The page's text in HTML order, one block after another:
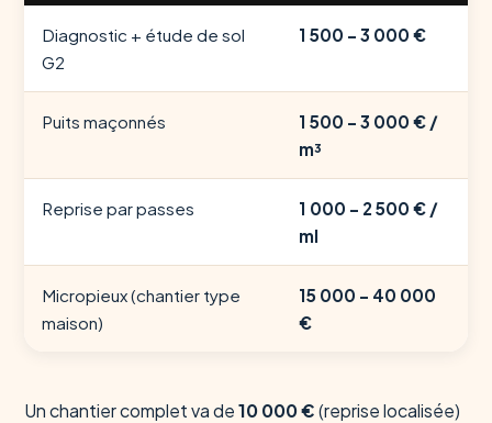
Diagnostic + étude de sol
G2
1 500 – 3 000 €
Puits maçonnés
1 500 – 3 000 € /
m³
Reprise par passes
1 000 – 2 500 € /
ml
Micropieux (chantier type
maison)
15 000 – 40 000
€
Un chantier complet va de10 000 €(reprise localisée)